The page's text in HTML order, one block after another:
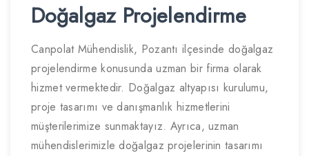
Doğalgaz Projelendirme
Canpolat Mühendislik, Pozantı ilçesinde doğalgaz
projelendirme konusunda uzman bir firma olarak
hizmet vermektedir. Doğalgaz altyapısı kurulumu,
proje tasarımı ve danışmanlık hizmetlerini
müşterilerimize sunmaktayız. Ayrıca, uzman
mühendislerimizle doğalgaz projelerinin tasarımı